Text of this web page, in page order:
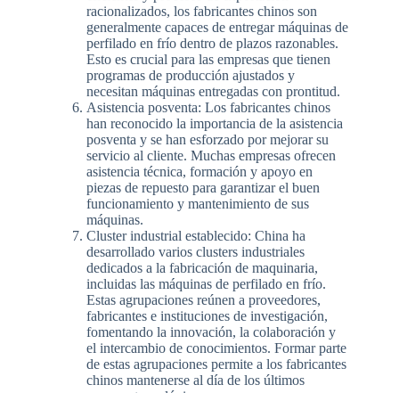
racionalizados, los fabricantes chinos son
generalmente capaces de entregar máquinas de
perfilado en frío dentro de plazos razonables.
Esto es crucial para las empresas que tienen
programas de producción ajustados y
necesitan máquinas entregadas con prontitud.
Asistencia posventa: Los fabricantes chinos
han reconocido la importancia de la asistencia
posventa y se han esforzado por mejorar su
servicio al cliente. Muchas empresas ofrecen
asistencia técnica, formación y apoyo en
piezas de repuesto para garantizar el buen
funcionamiento y mantenimiento de sus
máquinas.
Cluster industrial establecido: China ha
desarrollado varios clusters industriales
dedicados a la fabricación de maquinaria,
incluidas las máquinas de perfilado en frío.
Estas agrupaciones reúnen a proveedores,
fabricantes e instituciones de investigación,
fomentando la innovación, la colaboración y
el intercambio de conocimientos. Formar parte
de estas agrupaciones permite a los fabricantes
chinos mantenerse al día de los últimos